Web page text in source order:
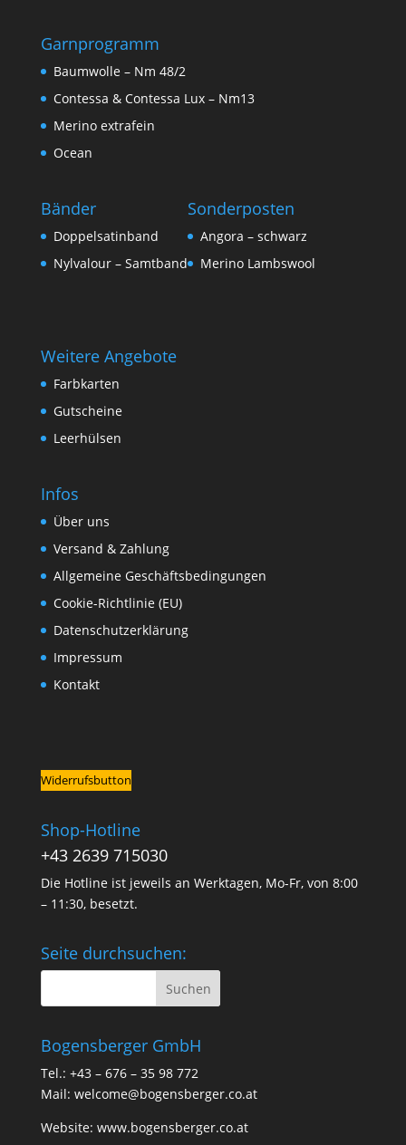
Garnprogramm
Baumwolle – Nm 48/2
Contessa & Contessa Lux – Nm13
Merino extrafein
Ocean
Bänder
Doppelsatinband
Nylvalour – Samtband
Sonderposten
Angora – schwarz
Merino Lambswool
Weitere Angebote
Farbkarten
Gutscheine
Leerhülsen
Infos
Über uns
Versand & Zahlung
Allgemeine Geschäftsbedingungen
Cookie-Richtlinie (EU)
Datenschutzerklärung
Impressum
Kontakt
Widerrufsbutton
Shop-Hotline
+43 2639 715030
Die Hotline ist jeweils an Werktagen, Mo-Fr, von 8:00
– 11:30, besetzt.
Seite durchsuchen:
Bogensberger GmbH
Tel.: +43 – 676 – 35 98 772
Mail: welcome@bogensberger.co.at
Website: www.bogensberger.co.at